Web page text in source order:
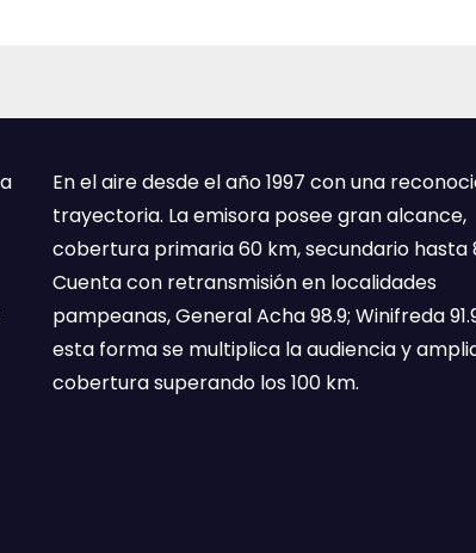
En el aire desde el año 1997 con una
trayectoria. La emisora posee gran alcance,
cobertura primaria 60 km, secundario hasta
Cuenta con retransmisión en localidades
pampeanas, General Acha 98.9; Winifreda
esta forma se multiplica la audiencia y
cobertura superando los 100 km.